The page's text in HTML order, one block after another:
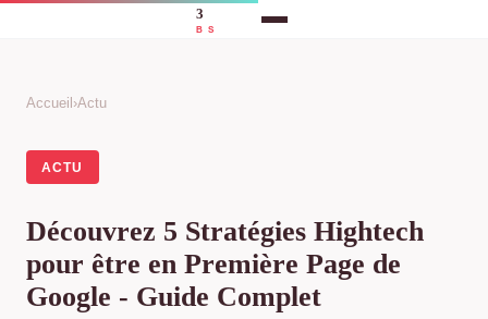
Accueil ›Actu
ACTU
Découvrez 5 Stratégies Hightech
pour être en Première Page de
Google - Guide Complet